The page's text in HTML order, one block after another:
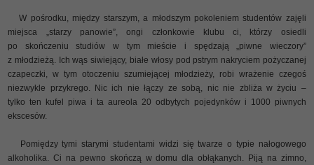
W pośrodku, między starszym, a młodszym pokoleniem studentów zajęli
miejsca „starzy panowie”, ongi członkowie klubu ci, którzy osiedli
po skończeniu studiów w tym mieście i spędzają „piwne wieczory”
z młodzieżą. Ich wąs siwiejący, białe włosy pod pstrym nakryciem pożyczanej
czapeczki, w tym otoczeniu szumiejącej młodzieży, robi wrażenie czegoś
niezwykle przykrego. Nic ich nie łączy ze sobą, nic nie zbliża w życiu –
tylko ten kufel piwa i ta aureola 20 odbytych pojedynków i 1000 piwnych
ekscesów.
Pomiędzy tymi starymi studentami widzi się twarze o typie nałogowego
alkoholika. Ci na pewno skończą w domu dla obłąkanych. Piją na zimno,